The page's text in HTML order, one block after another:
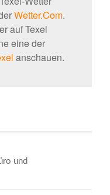
Wetter.Com.
auf Texel
eine der
anschauen.
und